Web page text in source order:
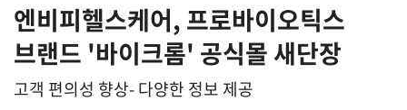
엔비피헬스케어, 프로바이오틱스
브랜드 '바이크롬' 공식몰 새단장
고객 편의성 향상- 다양한 정보 제공